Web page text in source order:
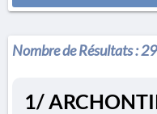
Nombre de Résultats :29
1/